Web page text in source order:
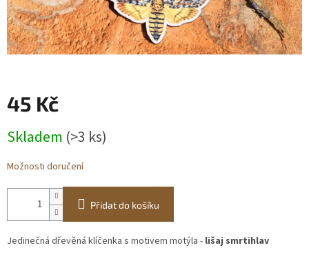
Obchodní
podmínky
BLOG
recenzí
45 Kč
cena:
Skladem (>3 ks)
Možnosti doručení
Přidat do košíku
Jedinečná dřevěná klíčenka s motivem motýla - lišaj smrtihlav